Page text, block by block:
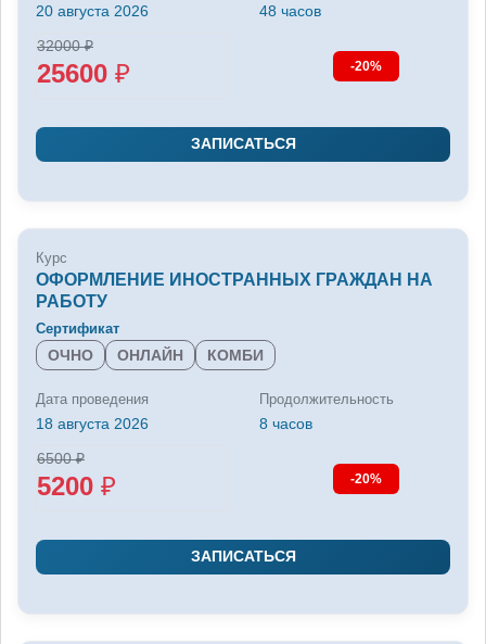
20 августа 2026
32000₽
25600 ₽
48 часов
-20%
ЗАПИСАТЬСЯ
Курс
ОФОРМЛЕНИЕ ИНОСТРАННЫХ ГРАЖДАН НА
РАБОТУ
Сертификат
ОЧНО ОНЛАЙН КОМБИ
Дата проведения
18 августа 2026
6500₽
5200 ₽
Продолжительность
8 часов
-20%
ЗАПИСАТЬСЯ